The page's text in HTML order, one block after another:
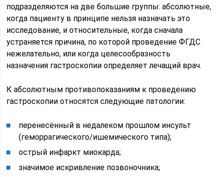
подразделяются на две большие группы: абсолютные,
когда пациенту в принципе нельзя назначать это
исследование, и относительные, когда сначала
устраняется причина, по которой проведение ФГДС
нежелательно, или когда целесообразность
назначения гастроскопии определяет лечащий врач.
К абсолютным противопоказаниям к проведению
гастроскопии относятся следующие патологии:
перенесённый в недалеком прошлом инсульт
(геморрагического/ишемического типа);
острый инфаркт миокарда;
значимое искривление позвоночника;